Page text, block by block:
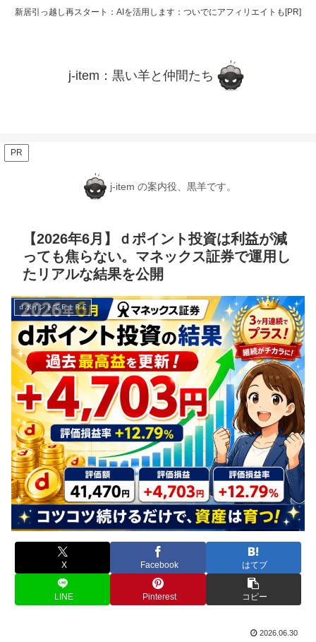
新居引っ越し再スタート：AIを活用します：ついでにアフィリエイトも[PR]
j-item：黒い羊と仲間たち
PR
j-item の案内役、黒羊です。
【2026年6月】ｄポイント投資は利益が減
っても焦らない。マネックス証券で運用し
たリアルな結果を公開
ｄポイントでＦＩＲＥ
X Facebook はてブ
LINE Pinterest コピー
2026.06.30